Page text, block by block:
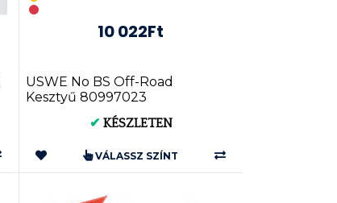
10 022Ft
USWE No BS Off-Road
Kesztyű 80997023
✔ KÉSZLETEN
VÁLASSZ SZÍNT